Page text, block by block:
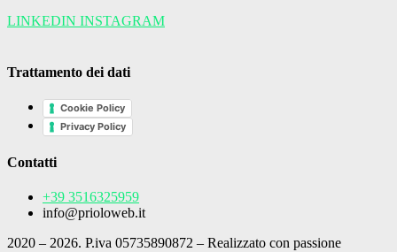
LINKEDIN INSTAGRAM
Trattamento dei dati
Cookie Policy
Privacy Policy
Contatti
+39 3516325959
info@prioloweb.it
2020 – 2026. P.iva 05735890872 – Realizzato con passione